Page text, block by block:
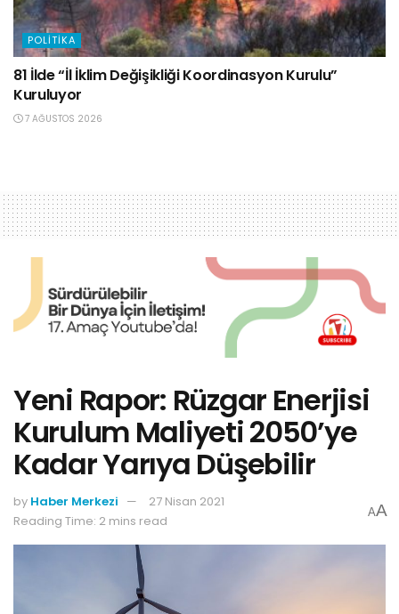
POLITIKA
81 İlde “İl İklim Değişikliği Koordinasyon Kurulu”
Kuruluyor
7 AĞUSTOS 2026
Yeni Rapor: Rüzgar Enerjisi
Kurulum Maliyeti 2050’ye
Kadar Yarıya Düşebilir
by Haber Merkezi
27 Nisan 2021
Reading Time: 2 mins read
AA